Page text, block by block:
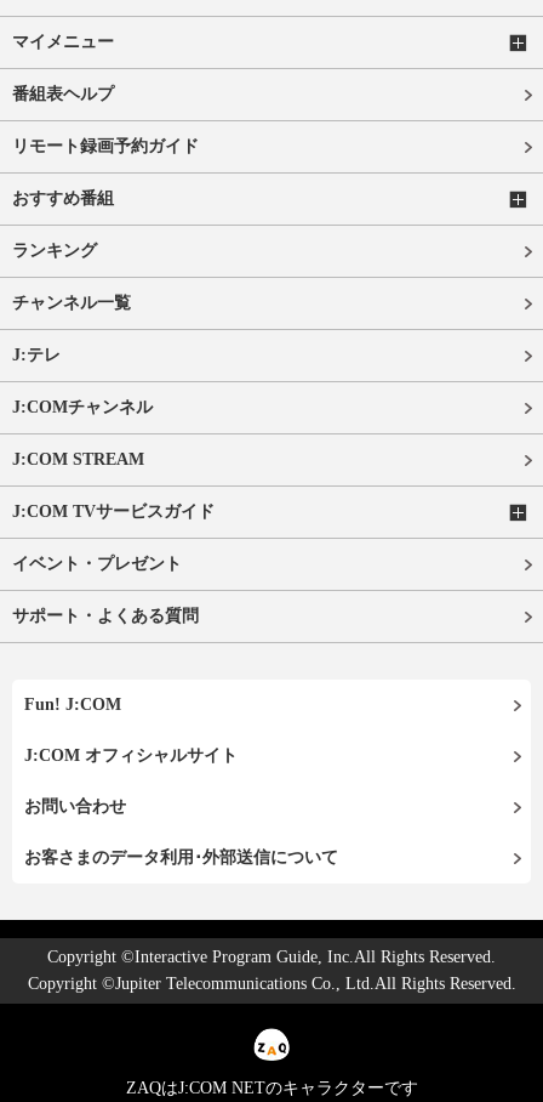
マイメニュー
番組表ヘルプ
リモート録画予約ガイド
おすすめ番組
ランキング
チャンネル一覧
J:テレ
J:COMチャンネル
J:COM STREAM
J:COM TVサービスガイド
イベント・プレゼント
サポート・よくある質問
Fun! J:COM
J:COM オフィシャルサイト
お問い合わせ
お客さまのデータ利用･外部送信について
Copyright ©Interactive Program Guide, Inc.All Rights Reserved.
Copyright ©Jupiter Telecommunications Co., Ltd.All Rights Reserved.
ZAQはJ:COM NETのキャラクターです